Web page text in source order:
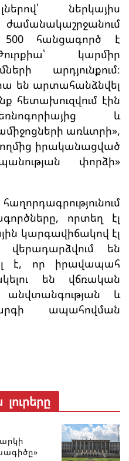
ներկայիս
500 հանցագործ է
կարմիր
արդյունքում։
են արտահանձնվել
հետախուզվում էին
և
առևտրի»,
իրականացված
փորձի»
որտեղ էլ
կարգավիճակով էլ
վերադարձվում են
է, որ իրավապահ
են վճռական
և
ապահովման